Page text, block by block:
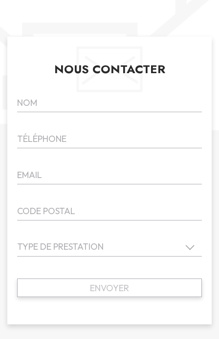
NOUS CONTACTER
TYPE DE PRESTATION
ENVOYER